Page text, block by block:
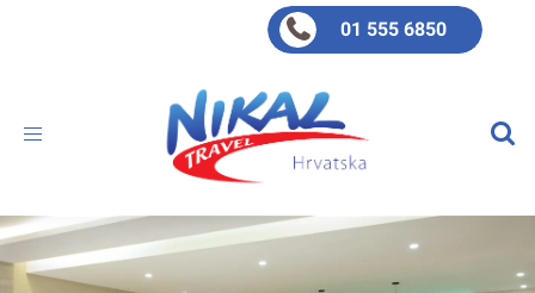
01 555 6850
Toggle